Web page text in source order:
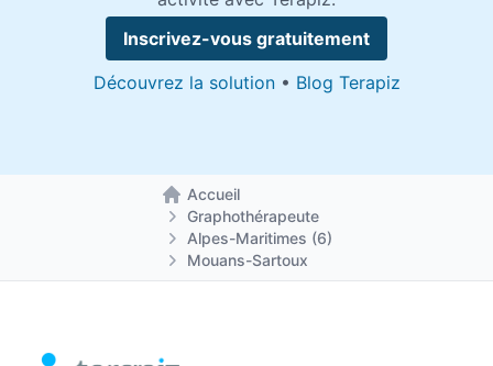
Inscrivez-vous gratuitement
Découvrez la solution• Blog Terapiz
Accueil
Retour à la page d'accueil
Graphothérapeute
Alpes-Maritimes (6)
Mouans-Sartoux